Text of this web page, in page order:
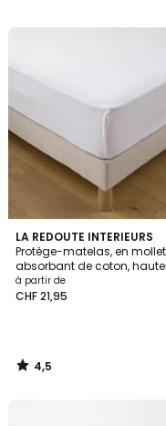
LA REDOUTE INTERIEURS
Protège-matelas, en
absorbant de coton,
maxi 20 cm
à partir de
CHF 21,95
4,5
/ 5
4,5
/